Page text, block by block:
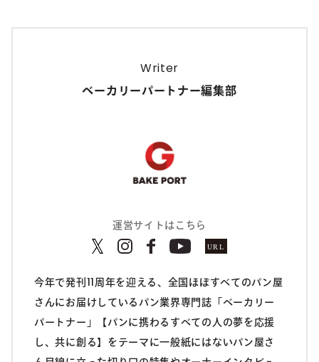
Writer
ベーカリーパートナー編集部
運営サイトはこちら
今年で発刊11周年を迎える、全国ほぼすべてのパン屋
さんにお届けしているパン業界専門誌「ベーカリー
パートナー」【パンに携わるすべての人の夢を応援
し、共に創る】をテーマに一般紙にはないパン屋さ